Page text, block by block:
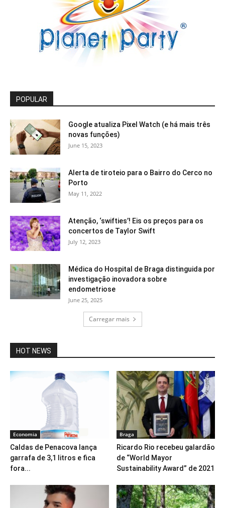
POPULAR
Google atualiza Pixel Watch (e há mais três
novas funções)
June 15, 2023
Alerta de tiroteio para o Bairro do Cerco no
Porto
May 11, 2022
Atenção, ‘swifties’! Eis os preços para os
concertos de Taylor Swift
July 12, 2023
Médica do Hospital de Braga distinguida por
investigação inovadora sobre
endometriose
June 25, 2025
Carregar mais
HOT NEWS
Economia
Caldas de Penacova lança
garrafa de 3,1 litros e fica
fora...
Braga
Ricardo Rio recebeu galardão
de “World Mayor
Sustainability Award” de 2021